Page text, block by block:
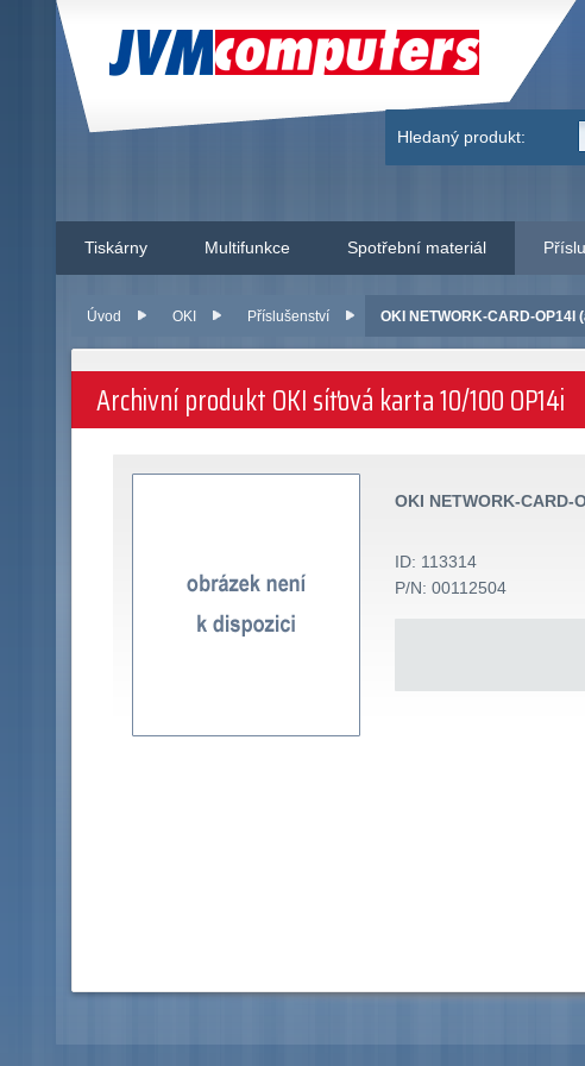
JVM Computers
Hledaný produkt:
Tiskárny Multifunkce Spotřební materiál
Úvod OKI Příslušenství OKI NETWORK-CARD-OP14I
Archivní produkt OKI síťová karta 10/100 OP14i
OKI NETWORK-CARD-
ID: 113314
P/N: 00112504